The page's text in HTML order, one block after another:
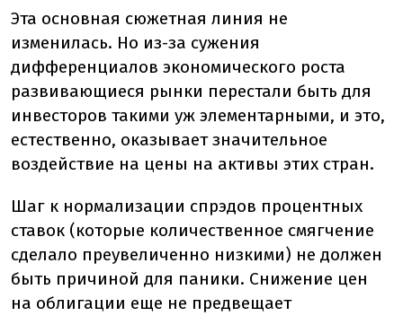
Эта основная сюжетная линия не
изменилась. Но из-за сужения
дифференциалов экономического роста
развивающиеся рынки перестали быть для
инвесторов такими уж элементарными, и это,
естественно, оказывает значительное
воздействие на цены на активы этих стран.
Шаг к нормализации спрэдов процентных
ставок (которые количественное смягчение
сделало преувеличенно низкими) не должен
быть причиной для паники. Снижение цен
на облигации еще не предвещает